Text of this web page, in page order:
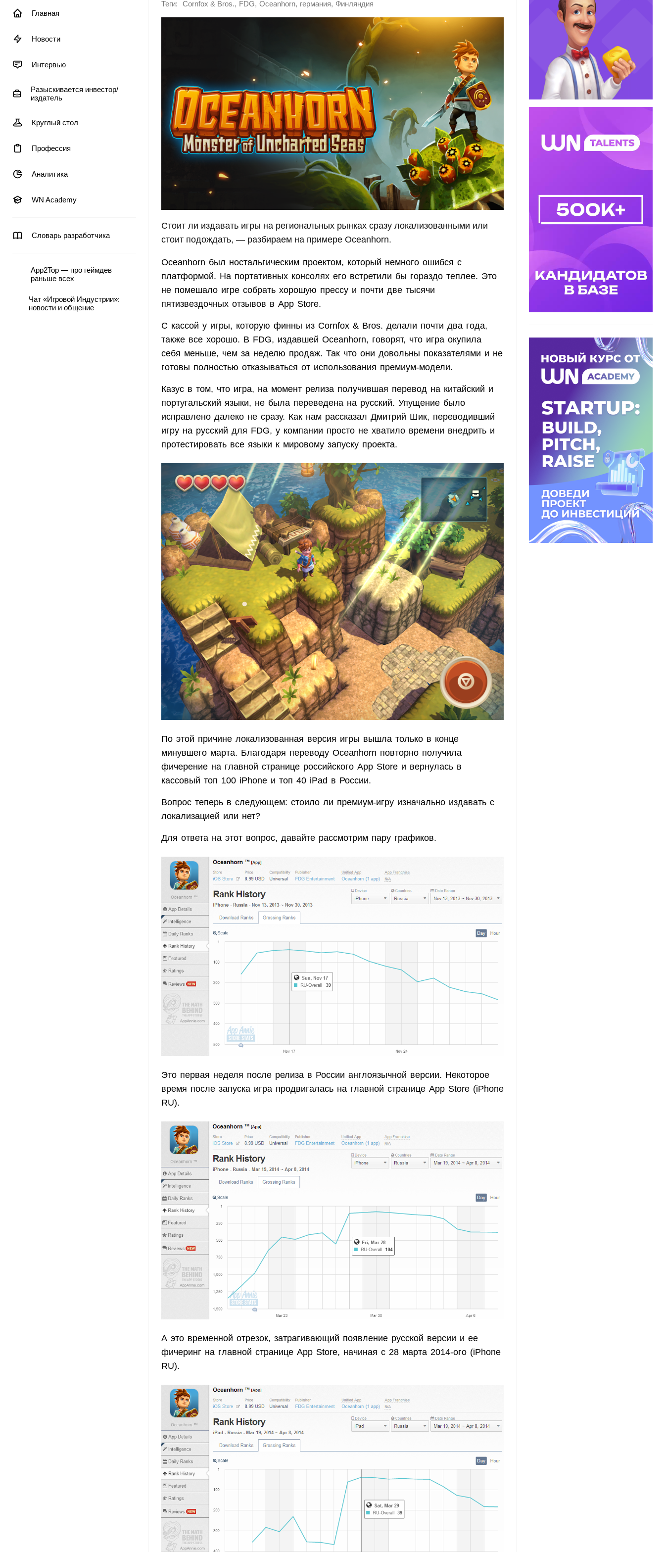
Главная
Новости
Интервью
Разыскивается инвестор/
издатель
Круглый стол
Профессия
Аналитика
WN Academy
Словарь разработчика
App2Top — про геймдев
раньше всех
Чат «Игровой Индустрии»:
новости и общение
Теги: Cornfox & Bros., FDG, Oceanhorn, германия, Финляндия
Стоит ли издавать игры на региональных рынках сразу локализованными или
стоит подождать, — разбираем на примере Oceanhorn.
Oceanhorn был ностальгическим проектом, который немного ошибся с
платформой. На портативных консолях его встретили бы гораздо теплее. Это
не помешало игре собрать хорошую прессу и почти две тысячи
пятизвездочных отзывов в App Store.
С кассой у игры, которую финны из Cornfox & Bros. делали почти два года,
также все хорошо. В FDG, издавшей Oceanhorn, говорят, что игра окупила
себя меньше, чем за неделю продаж. Так что они довольны показателями и не
готовы полностью отказываться от использования премиум-модели.
Казус в том, что игра, на момент релиза получившая перевод на китайский и
португальский языки, не была переведена на русский. Упущение было
исправлено далеко не сразу. Как нам рассказал Дмитрий Шик, переводивший
игру на русский для FDG, у компании просто не хватило времени внедрить и
протестировать все языки к мировому запуску проекта.
По этой причине локализованная версия игры вышла только в конце
минувшего марта. Благодаря переводу Oceanhorn повторно получила
фичерение на главной странице российского App Store и вернулась в
кассовый топ 100 iPhone и топ 40 iPad в России.
Вопрос теперь в следующем: стоило ли премиум-игру изначально издавать с
локализацией или нет?
Для ответа на этот вопрос, давайте рассмотрим пару графиков.
Это первая неделя после релиза в России англоязычной версии. Некоторое
время после запуска игра продвигалась на главной странице App Store (iPhone
RU).
А это временной отрезок, затрагивающий появление русской версии и ее
фичеринг на главной странице App Store, начиная с 28 марта 2014-ого (iPhone
RU).